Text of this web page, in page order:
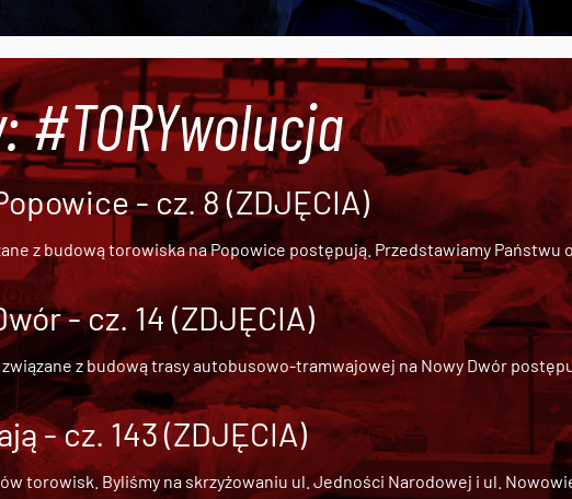
#TORYwolucja
- cz. 8 (ZDJĘCIA)
z budową torowiska na Popowice postępują. Przedstawiamy Państwu
- cz. 14 (ZDJĘCIA)
zbudową trasy autobusowo-tramwajowej na Nowy Dwór
- cz. 143 (ZDJĘCIA)
torowisk. Byliśmy na skrzyżowaniu ul. Jedności Narodowej i ul.